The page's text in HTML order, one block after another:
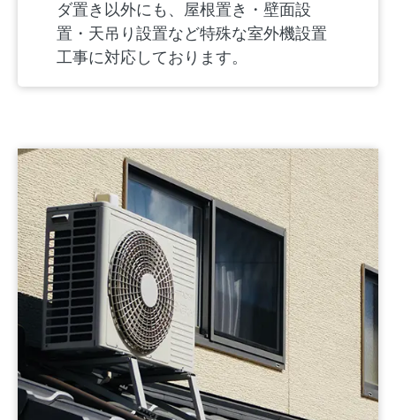
ダ置き以外にも、屋根置き・壁面設
置・天吊り設置など特殊な室外機設置
工事に対応しております。